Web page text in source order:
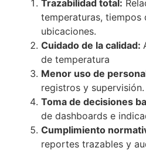
Trazabilidad total:
temperaturas, tiempos
ubicaciones.
Cuidado de la calidad:
de temperatura
Menor uso de
registros y supervisión.
Toma de decisiones
de dashboards e
Cumplimiento
reportes trazables y